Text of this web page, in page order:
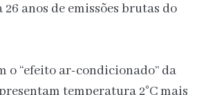
anos de emissões brutas do
o “efeito ar-condicionado” da